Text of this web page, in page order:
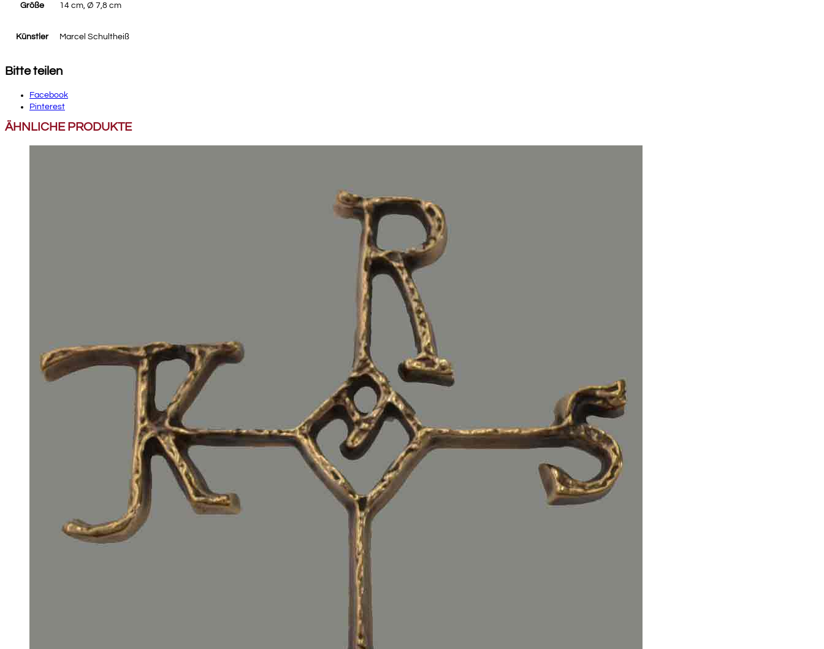
Größe 14 cm, Ø 7,8 cm
Künstler Marcel Schultheiß
Bitte teilen
Facebook
Pinterest
ÄHNLICHE PRODUKTE